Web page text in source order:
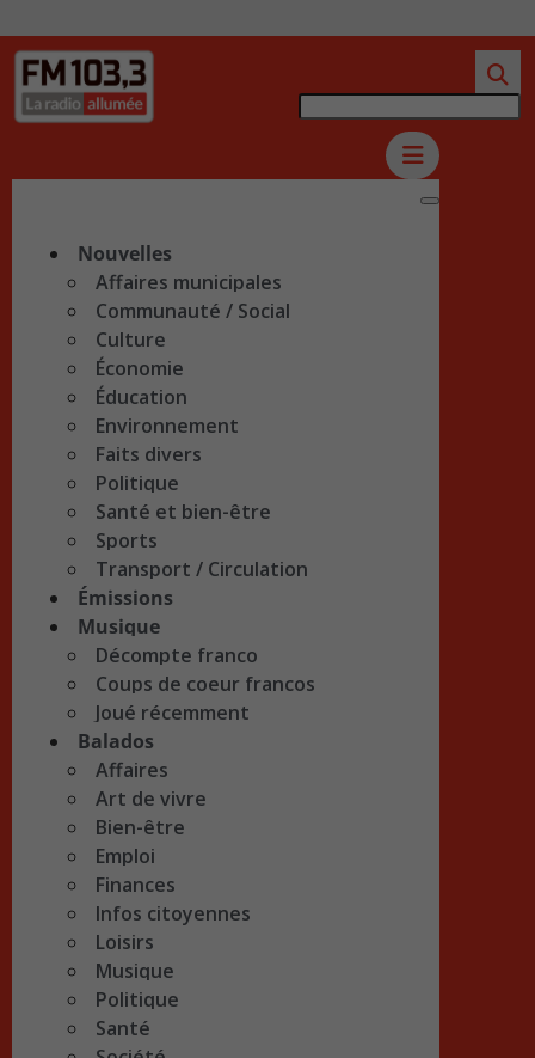
Nouvelles
Affaires municipales
Communauté / Social
Culture
Économie
Éducation
Environnement
Faits divers
Politique
Santé et bien-être
Sports
Transport / Circulation
Émissions
Musique
Décompte franco
Coups de coeur francos
Joué récemment
Balados
Affaires
Art de vivre
Bien-être
Emploi
Finances
Infos citoyennes
Loisirs
Musique
Politique
Santé